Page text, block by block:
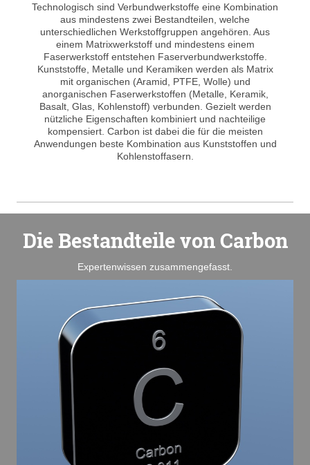
Technologisch sind Verbundwerkstoffe eine Kombination
aus mindestens zwei Bestandteilen, welche
unterschiedlichen Werkstoffgruppen angehören. Aus
einem Matrixwerkstoff und mindestens einem
Faserwerkstoff entstehen Faserverbundwerkstoffe.
Kunststoffe, Metalle und Keramiken werden als Matrix
mit organischen (Aramid, PTFE, Wolle) und
anorganischen Faserwerkstoffen (Metalle, Keramik,
Basalt, Glas, Kohlenstoff) verbunden. Gezielt werden
nützliche Eigenschaften kombiniert und nachteilige
kompensiert. Carbon ist dabei die für die meisten
Anwendungen beste Kombination aus Kunststoffen und
Kohlenstoffasern.
Die Bestandteile von Carbon
Expertenwissen zusammengefasst.